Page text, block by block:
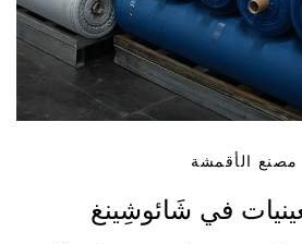
مصنع الأقمشة
في شَائوشِينغ